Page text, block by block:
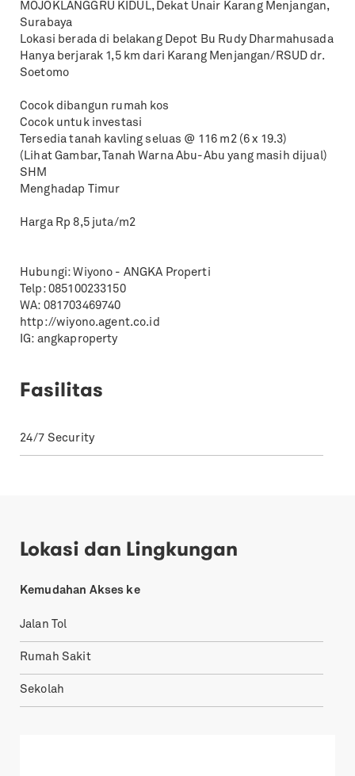
MOJOKLANGGRU KIDUL, Dekat Unair Karang Menjangan,
Surabaya
Lokasi berada di belakang Depot Bu Rudy Dharmahusada
Hanya berjarak 1,5 km dari Karang Menjangan/RSUD dr.
Soetomo
Cocok dibangun rumah kos
Cocok untuk investasi
Tersedia tanah kavling seluas @ 116 m2 (6 x 19.3)
(Lihat Gambar, Tanah Warna Abu-Abu yang masih dijual)
SHM
Menghadap Timur
Harga Rp 8,5 juta/m2
Hubungi: Wiyono - ANGKA Properti
Telp: 085100233150
WA: 081703469740
http://wiyono.agent.co.id
IG: angkaproperty
Fasilitas
24/7 Security
Lokasi dan Lingkungan
Kemudahan Akses ke
Jalan Tol
Rumah Sakit
Sekolah